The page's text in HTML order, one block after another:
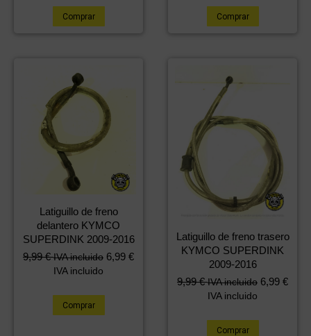
Comprar Comprar
Latiguillo de freno
delantero KYMCO
SUPERDINK 2009-2016
9,99€ IVA incluido 6,99 €
IVA incluido
Comprar
Latiguillo de freno trasero
KYMCO SUPERDINK
2009-2016
9,99€ IVA incluido 6,99 €
IVA incluido
Comprar